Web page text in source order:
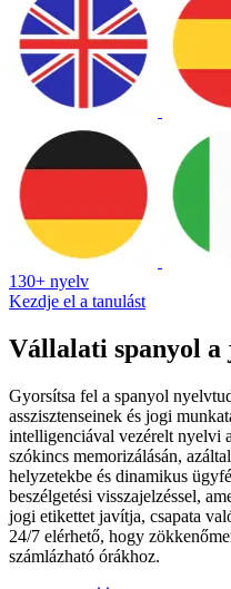
130+ nyelv
Kezdje el a tanulást
Vállalati spanyol a
Gyorsítsa fel a spanyol
asszisztenseinek és jogi
intelligenciával vezérelt nyelvi
szókincs memorizálásán,
helyzetekbe és dinamikus
beszélgetési visszajelzéssel,
jogi etikettet javítja, csapata
24/7 elérhető, hogy
számlázható órákhoz.